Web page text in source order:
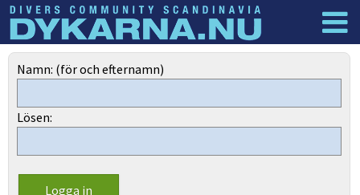
Dyknyheter
Namn: (för och efternamn)
Lösen: